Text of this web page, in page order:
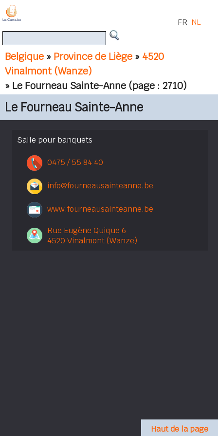
Belgique » Province de Liège » 4520
Vinalmont (Wanze)
» Le Fourneau Sainte-Anne (page : 2710)
FR NL
Le Fourneau Sainte-Anne
Salle pour banquets
0475 / 55 84 40
info@fourneausainteanne.be
www.fourneausainteanne.be
Rue Eugène Quique 6
4520 Vinalmont (Wanze)
Haut de la page